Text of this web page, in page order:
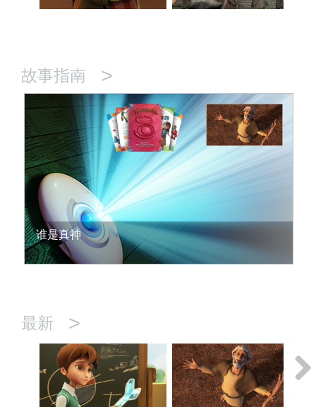
故事指南 >
谁是真神
最新 >